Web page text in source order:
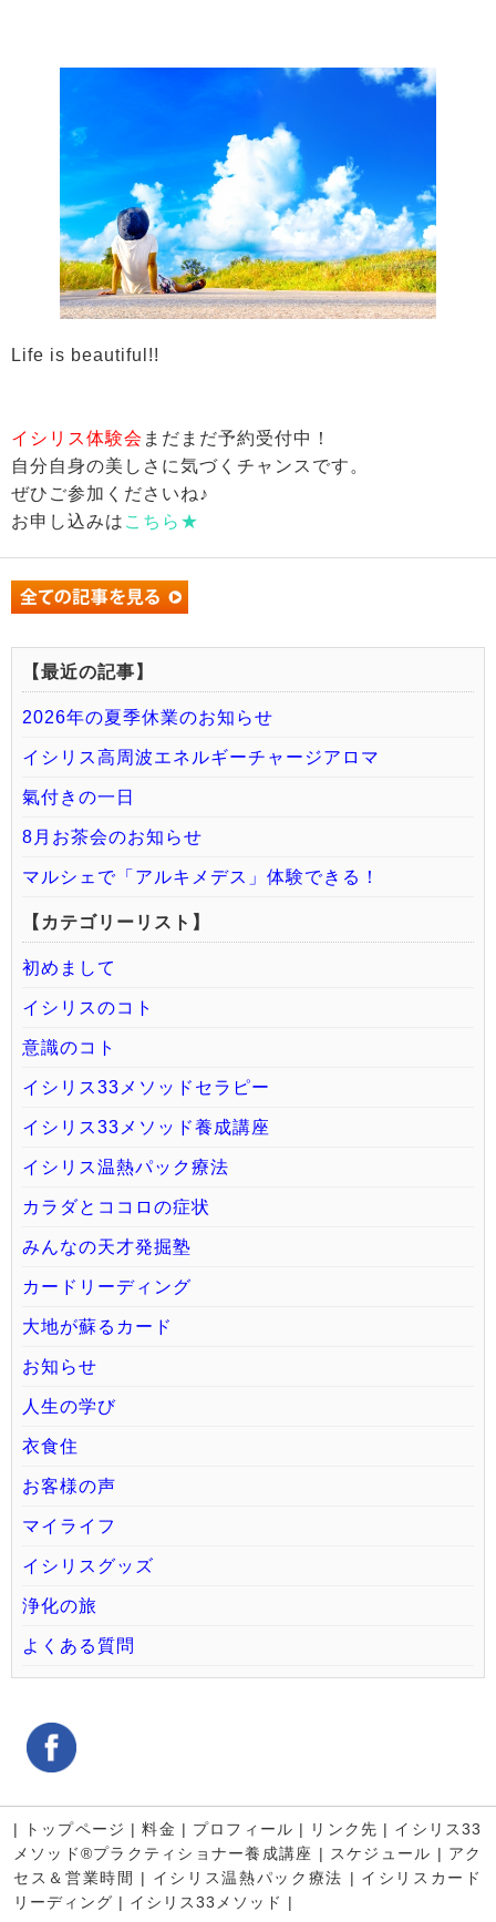
Life is beautiful!!
イシリス体験会 まだまだ予約受付中！
自分自身の美しさに気づくチャンスです。
ぜひご参加くださいね♪
お申し込みは こちら★
【最近の記事】
2026年の夏季休業のお知らせ
イシリス高周波エネルギーチャージアロマ
氣付きの一日
8月お茶会のお知らせ
マルシェで「アルキメデス」体験できる！
【カテゴリーリスト】
初めまして
イシリスのコト
意識のコト
イシリス33メソッドセラピー
イシリス33メソッド養成講座
イシリス温熱パック療法
カラダとココロの症状
みんなの天才発掘塾
カードリーディング
大地が蘇るカード
お知らせ
人生の学び
衣食住
お客様の声
マイライフ
イシリスグッズ
浄化の旅
よくある質問
| トップページ |料金 | プロフィール | リンク先 | イシリス33
メソッド®プラクティショナー養成講座 | スケジュール | アク
セス＆営業時間
| イシリス温熱パック療法 | イシリスカード
リーディング | イシリス33メソッド |